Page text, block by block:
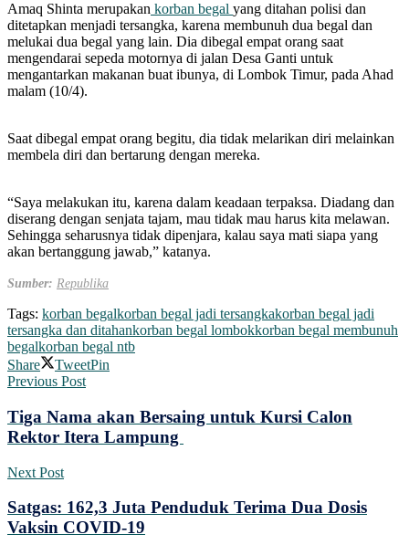
Amaq Shinta merupakan korban begal yang ditahan polisi dan
ditetapkan menjadi tersangka, karena membunuh dua begal dan
melukai dua begal yang lain. Dia dibegal empat orang saat
mengendarai sepeda motornya di jalan Desa Ganti untuk
mengantarkan makanan buat ibunya, di Lombok Timur, pada Ahad
malam (10/4).
Saat dibegal empat orang begitu, dia tidak melarikan diri melainkan
membela diri dan bertarung dengan mereka.
“Saya melakukan itu, karena dalam keadaan terpaksa. Diadang dan
diserang dengan senjata tajam, mau tidak mau harus kita melawan.
Sehingga seharusnya tidak dipenjara, kalau saya mati siapa yang
akan bertanggung jawab,” katanya.
Sumber: Republika
Tags: korban begalkorban begal jadi tersangkakorban begal jadi
tersangka dan ditahankorban begal lombokkorban begal membunuh
begalkorban begal ntb
Share
TweetPin
Previous Post
Tiga Nama akan Bersaing untuk Kursi Calon
Rektor Itera Lampung
Next Post
Satgas: 162,3 Juta Penduduk Terima Dua Dosis
Vaksin COVID-19